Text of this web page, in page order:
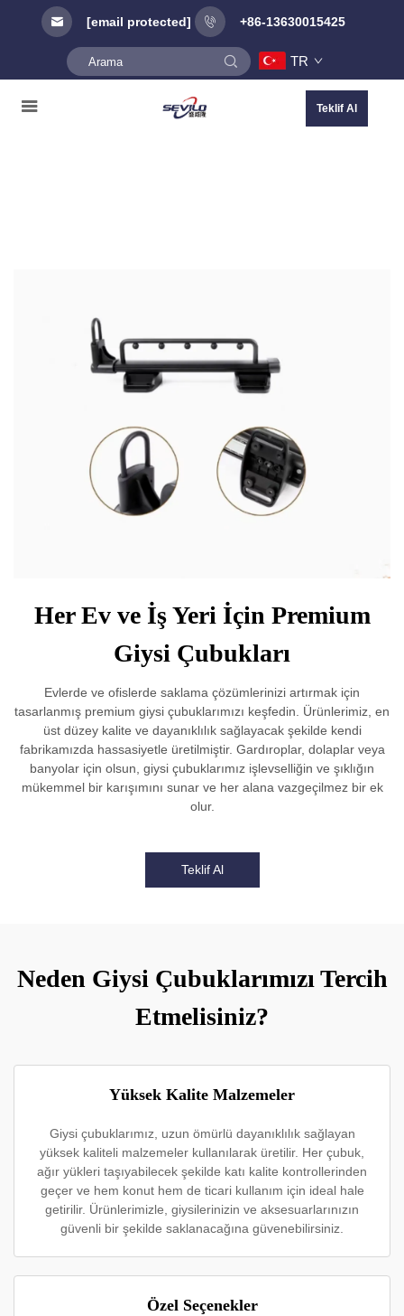
[email protected] +86-13630015425
TR
Teklif Al
Her Ev ve İş Yeri İçin Premium
Giysi Çubukları
Evlerde ve ofislerde saklama çözümlerinizi artırmak için
tasarlanmış premium giysi çubuklarımızı keşfedin. Ürünlerimiz, en
üst düzey kalite ve dayanıklılık sağlayacak şekilde kendi
fabrikamızda hassasiyetle üretilmiştir. Gardıroplar, dolaplar veya
banyolar için olsun, giysi çubuklarımız işlevselliğin ve şıklığın
mükemmel bir karışımını sunar ve her alana vazgeçilmez bir ek
olur.
Teklif Al
Neden Giysi Çubuklarımızı Tercih
Etmelisiniz?
Yüksek Kalite Malzemeler
Giysi çubuklarımız, uzun ömürlü dayanıklılık sağlayan
yüksek kaliteli malzemeler kullanılarak üretilir. Her çubuk,
ağır yükleri taşıyabilecek şekilde katı kalite kontrollerinden
geçer ve hem konut hem de ticari kullanım için ideal hale
getirilir. Ürünlerimizle, giysilerinizin ve aksesuarlarınızın
güvenli bir şekilde saklanacağına güvenebilirsiniz.
Özel Seçenekler